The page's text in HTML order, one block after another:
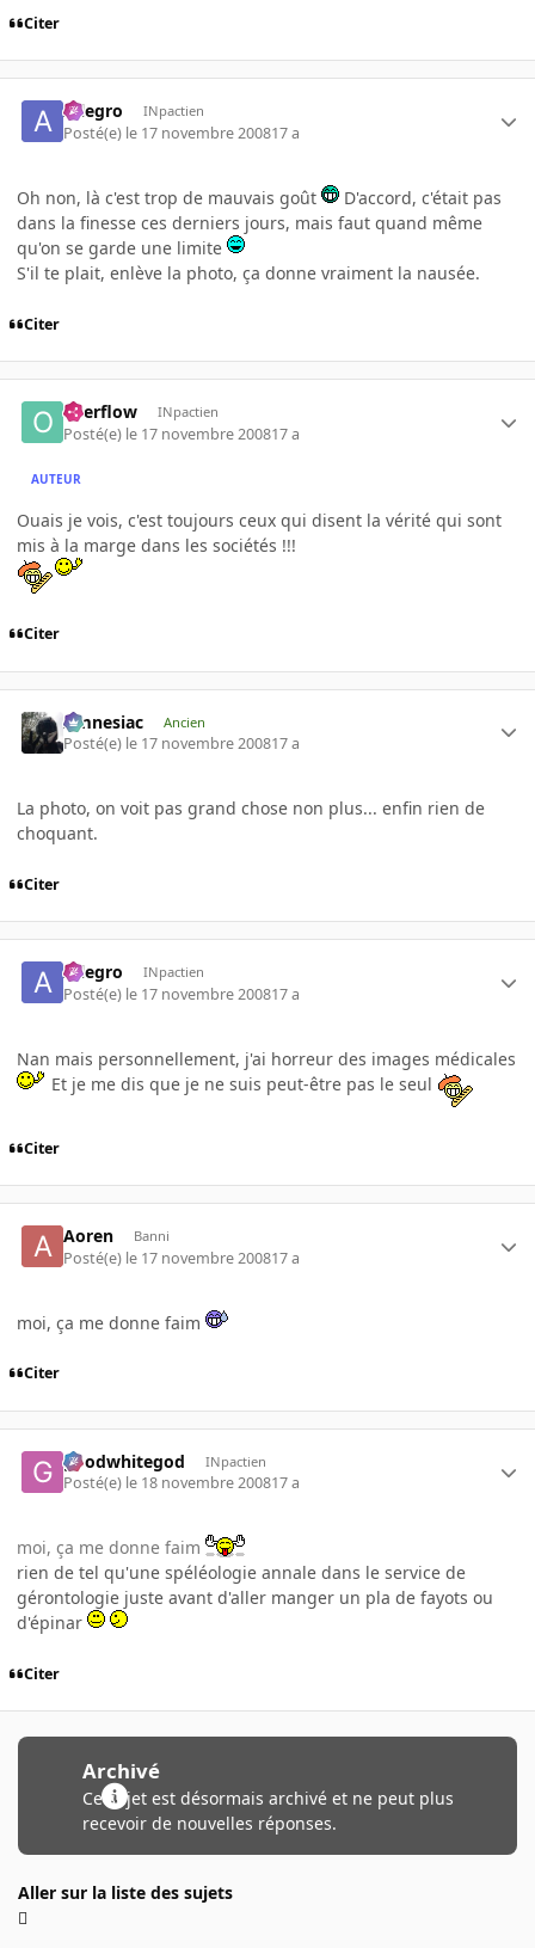
Citer
Allegro INpactien
Posté(e) le 17 novembre 200817 a
Oh non, là c'est trop de mauvais goût
D'accord, c'était pas
dans la finesse ces derniers jours, mais faut quand même
qu'on se garde une limite
S'il te plait, enlève la photo, ça donne vraiment la nausée.
Citer
overflow INpactien
Posté(e) le 17 novembre 200817 a
AUTEUR
Ouais je vois, c'est toujours ceux qui disent la vérité qui sont
mis à la marge dans les sociétés !!!
Citer
Amnesiac Ancien
Posté(e) le 17 novembre 200817 a
La photo, on voit pas grand chose non plus... enfin rien de
choquant.
Citer
Allegro INpactien
Posté(e) le 17 novembre 200817 a
Nan mais personnellement, j'ai horreur des images médicales
Et je me dis que je ne suis peut-être pas le seul
Citer
Aoren Banni
Posté(e) le 17 novembre 200817 a
moi, ça me donne faim
Citer
goodwhitegod INpactien
Posté(e) le 18 novembre 200817 a
moi, ça me donne faim
rien de tel qu'une spéléologie annale dans le service de
gérontologie juste avant d'aller manger un pla de fayots ou
d'épinar
Citer
Archivé
Ce sujet est désormais archivé et ne peut plus
recevoir de nouvelles réponses.
Aller sur la liste des sujets